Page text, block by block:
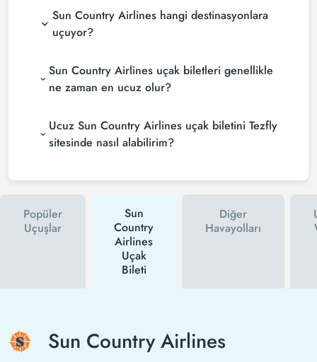
Sun Country Airlines hangi destinasyonlara
uçuyor?
Sun Country Airlines uçak biletleri genellikle
ne zaman en ucuz olur?
Ucuz Sun Country Airlines uçak biletini Tezfly
sitesinde nasıl alabilirim?
Popüler
Uçuşlar
Sun
Country
Airlines
Uçak
Bileti
Diğer
Havayolları
Sun Country Airlines